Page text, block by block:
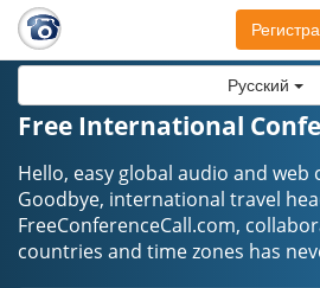
Русский
Free International
Hello, easy global audio and web
Goodbye, international travel
FreeConferenceCall.com,
countries and time zones has